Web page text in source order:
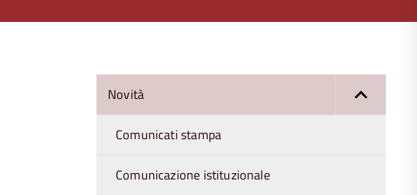
Novità
Comunicati stampa
Comunicazione istituzionale